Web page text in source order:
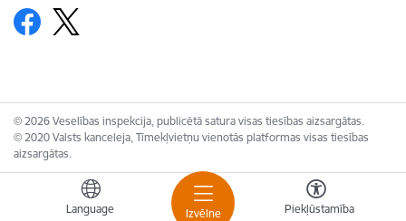
Izvēlne
Language Piekļūstamība
© 2026 Veselības inspekcija, publicētā satura visas tiesības aizsargātas.
© 2020 Valsts kanceleja, Tīmekļvietņu vienotās platformas visas tiesības
aizsargātas.